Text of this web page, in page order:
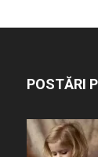
POSTĂRI